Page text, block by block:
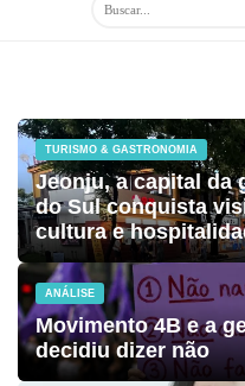
TURISMO & GASTRONOMIA
Jeonju, a capital da
do Sul conquista
cultura e
ANÁLISE
Movimento 4B e a
decidiu dizer não